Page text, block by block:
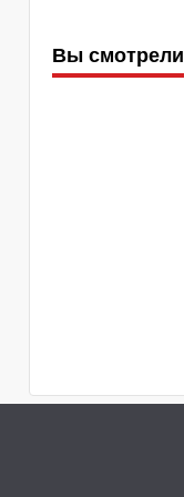
Вы смотрели